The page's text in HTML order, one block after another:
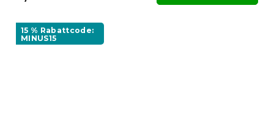
15 % Rabattcode:
MINUS15